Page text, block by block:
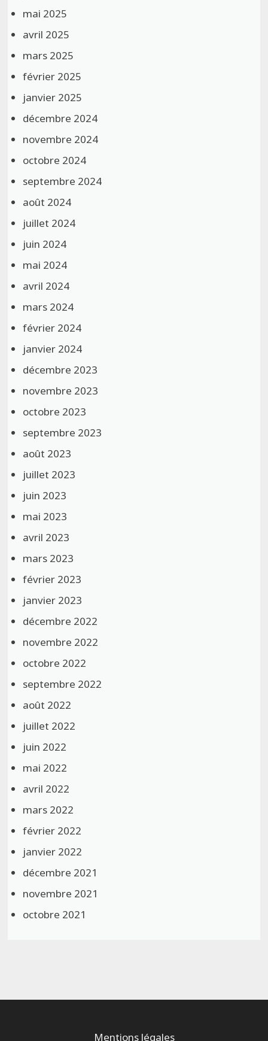
mai 2025
avril 2025
mars 2025
février 2025
janvier 2025
décembre 2024
novembre 2024
octobre 2024
septembre 2024
août 2024
juillet 2024
juin 2024
mai 2024
avril 2024
mars 2024
février 2024
janvier 2024
décembre 2023
novembre 2023
octobre 2023
septembre 2023
août 2023
juillet 2023
juin 2023
mai 2023
avril 2023
mars 2023
février 2023
janvier 2023
décembre 2022
novembre 2022
octobre 2022
septembre 2022
août 2022
juillet 2022
juin 2022
mai 2022
avril 2022
mars 2022
février 2022
janvier 2022
décembre 2021
novembre 2021
octobre 2021
Mentions légales